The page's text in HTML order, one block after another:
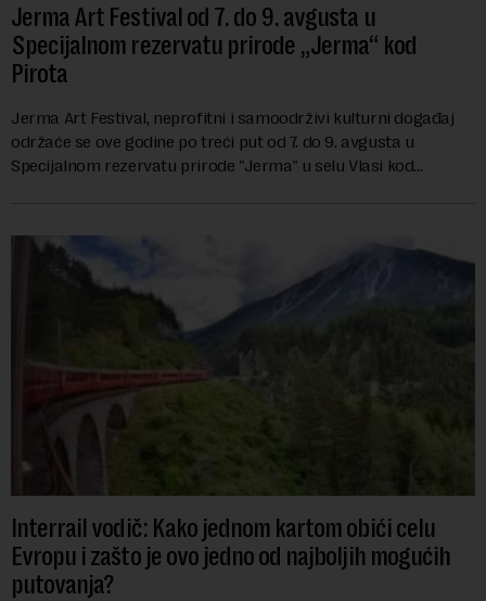
Jerma Art Festival od 7. do 9. avgusta u
Specijalnom rezervatu prirode „Jerma“ kod
Pirota
Jerma Art Festival, neprofitni i samoodrživi kulturni događaj
održaće se ove godine po treći put od 7. do 9. avgusta u
Specijalnom rezervatu prirode "Jerma" u selu Vlasi kod
Interrail vodič: Kako jednom kartom obići celu
Evropu i zašto je ovo jedno od najboljih mogućih
putovanja?